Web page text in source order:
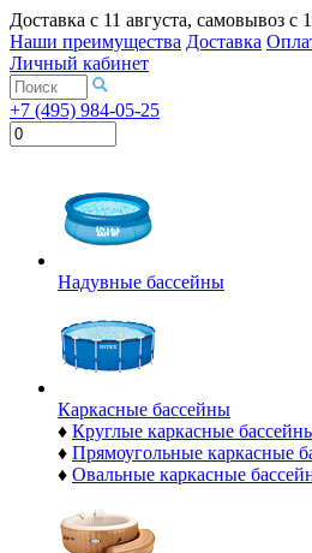
Доставка с 11 августа, самовывоз с
Наши преимущества Доставка
Личный кабинет
+7 (495) 984-05-25
Надувные бассейны
Каркасные бассейны
♦ Круглые каркасные
♦ Прямоугольные каркасные
♦ Овальные каркасные